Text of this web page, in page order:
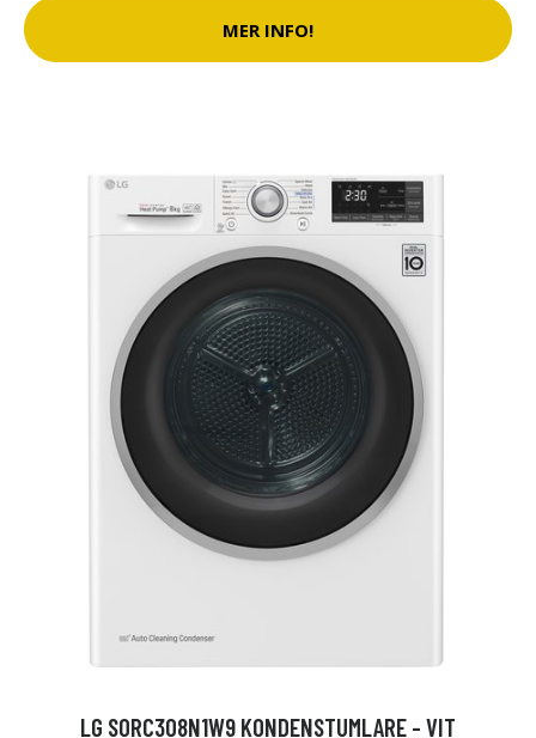
MER INFO!
LG S0RC308N1W9 KONDENSTUMLARE - VIT